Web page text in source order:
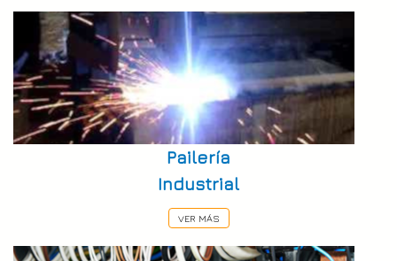
Pailería
Industrial
VER MÁS